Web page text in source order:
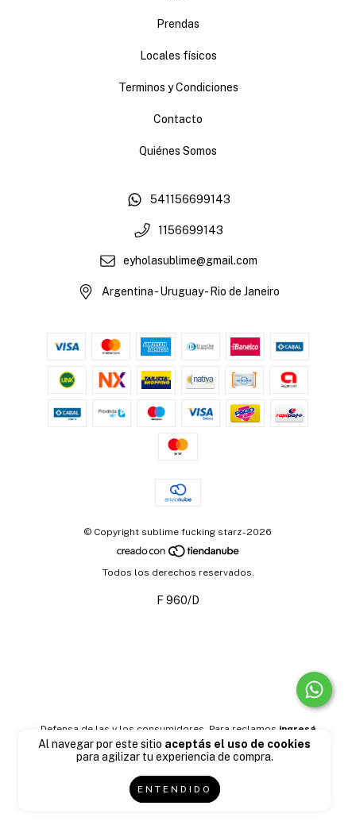
Al navegar por este sitio aceptás el uso de cookies
para agilizar tu experiencia de compra.
ENTENDIDO
Prendas
Locales físicos
Terminos y Condiciones
Contacto
Quiénes Somos
541156699143
1156699143
eyholasublime@gmail.com
Argentina - Uruguay - Rio de Janeiro
© Copyright sublime fucking starz - 2026
Todos los derechos reservados.
F 960/D
Defensa de las y los consumidores. Para reclamos ingresá
acá. Botón de arrepentimiento